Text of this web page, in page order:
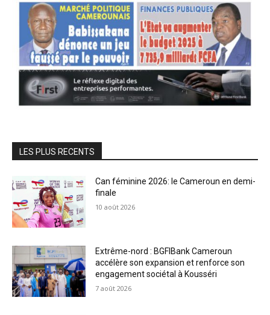
LES PLUS RECENTS
Can féminine 2026: le Cameroun en demi-
finale
10 août 2026
Extrême-nord : BGFIBank Cameroun
accélère son expansion et renforce son
engagement sociétal à Kousséri
7 août 2026